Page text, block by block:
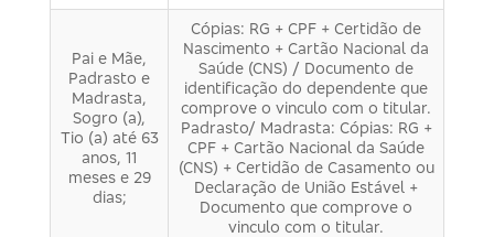
Pai e Mãe,
Padrasto e
Madrasta,
Sogro (a),
Tio (a) até 63
anos, 11
meses e 29
dias;
Cópias: RG + CPF + Certidão de
Nascimento + Cartão Nacional da
Saúde (CNS) / Documento de
identificação do dependente que
comprove o vinculo com o titular.
Padrasto/ Madrasta: Cópias: RG +
CPF + Cartão Nacional da Saúde
(CNS) + Certidão de Casamento ou
Declaração de União Estável +
Documento que comprove o
vinculo com o titular.